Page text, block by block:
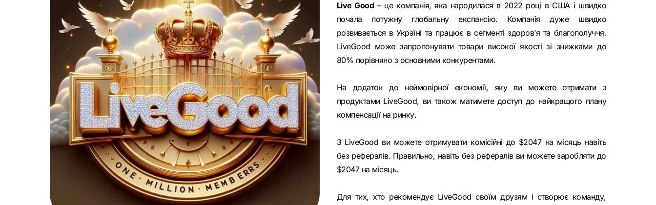
Live Good – це компанія, яка народилася в 2022 році в США і швидко
почала потужну глобальну експансію. Компанія дуже швидко
розвивається в Україні та працює в сегменті здоров’я та благополуччя.
LiveGood може запропонувати товари високої якості зі знижками до
80% порівняно з основними конкурентами.
На додаток до неймовірної економії, яку ви можете отримати з
продуктами LiveGood, ви також матимете доступ до найкращого плану
компенсації на ринку.
З LiveGood ви можете отримувати комісійні до $2047 на місяць навіть
без рефералів. Правильно, навіть без рефералів ви можете заробляти до
$2047 на місяць.
Для тих, хто рекомендує LiveGood своїм друзям і створює команду,